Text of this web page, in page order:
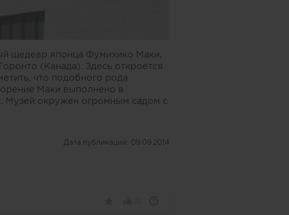
шедевр японца Фумихико Маки,
(Канада). Здесь откроется
что подобного рода
Маки выполнено в
Музей окружен огромным садом с
Дата публикации: 09.09.2014